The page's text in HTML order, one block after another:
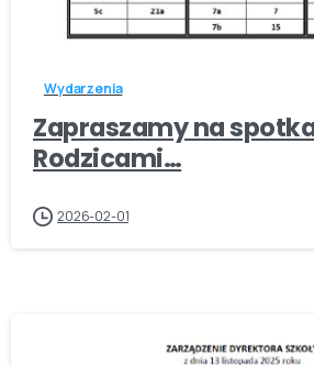
Wydarzenia
Zapraszamy na
Rodzicami…
2026-02-01